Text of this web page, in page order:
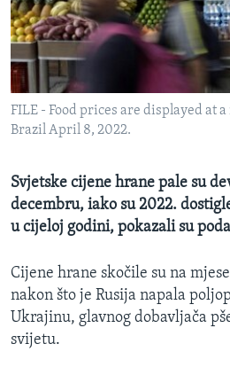
MAGAZIN
O GLASU AMERIKE
Learning English
Jezici
FILE - Food prices are displayed at
Brazil April 8, 2022.
Svjetske cijene hrane pale su
decembru, iako su 2022.
u cijeloj godini, pokazali su
Cijene hrane skočile su na
nakon što je Rusija napala
Ukrajinu, glavnog dobavljača
svijetu.